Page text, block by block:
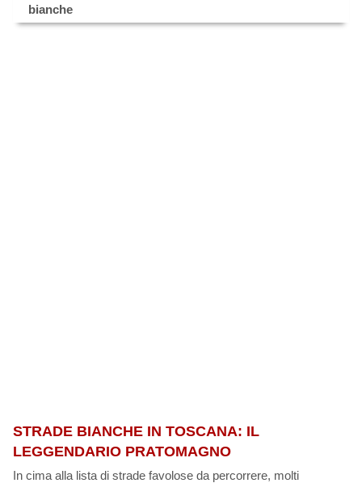
bianche
STRADE BIANCHE IN TOSCANA: IL
LEGGENDARIO PRATOMAGNO
In cima alla lista di strade favolose da percorrere, molti